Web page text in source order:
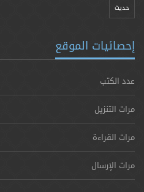
حدیث
إحصائيات الموقع
عدد الكتب
مرات التنزيل
مرات القراءة
مرات الإرسال